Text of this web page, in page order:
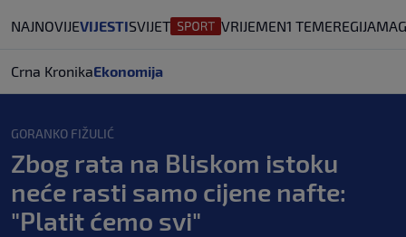
NAJNOVIJEVIJESTISVIJET VRIJEMEN1 TEMEREGIJA
Crna KronikaEkonomija
GORANKO FIŽULIĆ
Zbog rata na Bliskom istoku
neće rasti samo cijene nafte:
"Platit ćemo svi"